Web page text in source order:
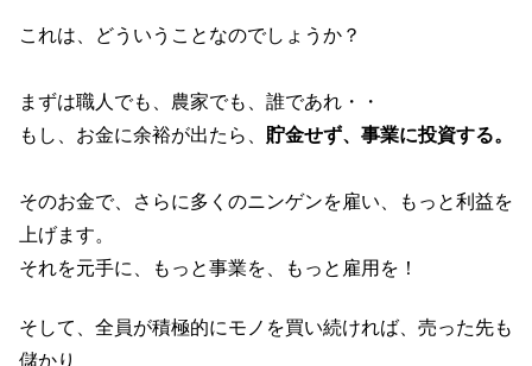
これは、どういうことなのでしょうか？
まずは職人でも、農家でも、誰であれ・・
もし、お金に余裕が出たら、 貯金せず、事業に投資する。
そのお金で、さらに多くのニンゲンを雇い、もっと利益を
上げます。
それを元手に、もっと事業を、もっと雇用を！
そして、全員が積極的にモノを買い続ければ、売った先も
儲かり